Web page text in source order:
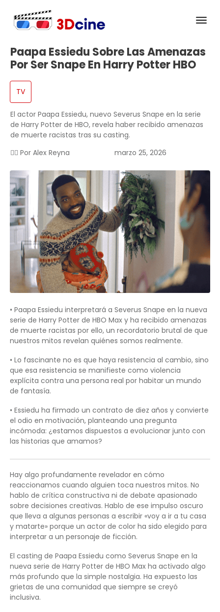
Paapa Essiedu Sobre Las Amenazas
Por Ser Snape En Harry Potter HBO
TV
El actor Paapa Essiedu, nuevo Severus Snape en la serie
de Harry Potter de HBO, revela haber recibido amenazas
de muerte racistas tras su casting.
✍🏻 Por Alex Reyna marzo 25, 2026
• Paapa Essiedu interpretará a Severus Snape en la nueva
serie de Harry Potter de HBO Max y ha recibido amenazas
de muerte racistas por ello, un recordatorio brutal de que
nuestros mitos revelan quiénes somos realmente.
• Lo fascinante no es que haya resistencia al cambio, sino
que esa resistencia se manifieste como violencia
explícita contra una persona real por habitar un mundo
de fantasía.
• Essiedu ha firmado un contrato de diez años y convierte
el odio en motivación, planteando una pregunta
incómoda: ¿estamos dispuestos a evolucionar junto con
las historias que amamos?
Hay algo profundamente revelador en cómo
reaccionamos cuando alguien toca nuestros mitos. No
hablo de crítica constructiva ni de debate apasionado
sobre decisiones creativas. Hablo de ese impulso oscuro
que lleva a algunas personas a escribir «voy a ir a tu casa
y matarte» porque un actor de color ha sido elegido para
interpretar a un personaje de ficción.
El casting de Paapa Essiedu como Severus Snape en la
nueva serie de Harry Potter de HBO Max ha activado algo
más profundo que la simple nostalgia. Ha expuesto las
grietas de una comunidad que siempre se creyó
inclusiva.